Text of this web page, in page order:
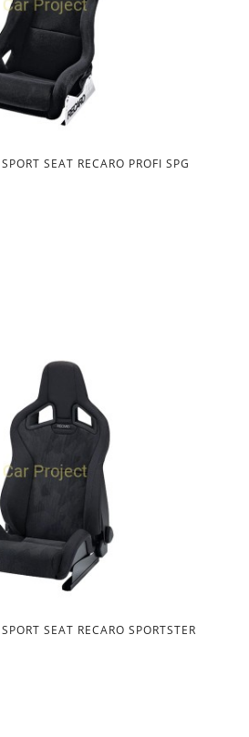
SEAT RECARO PROFI SPG
SEAT RECARO SPORTSTER